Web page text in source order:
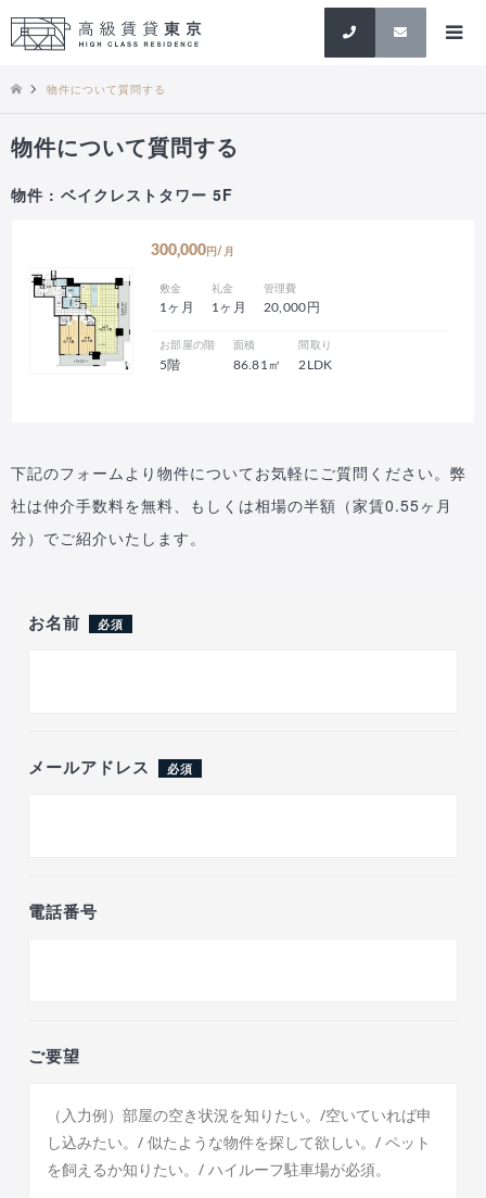
検索
物件について質問する
物件について質問する
物件 : ベイクレストタワー 5F
300,000 円/月
敷金
1ヶ月
礼金
1ヶ月
管理費
20,000円
お部屋の階
5階
面積
86.81㎡
間取り
2LDK
下記のフォームより物件についてお気軽にご質問ください。弊
社は仲介手数料を無料、もしくは相場の半額（家賃0.55ヶ月
分）でご紹介いたします。
お名前 必須
メールアドレス 必須
電話番号
ご要望